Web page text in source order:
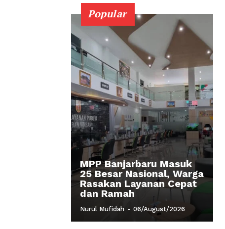
Popular
MPP Banjarbaru Masuk
25 Besar Nasional, Warga
Rasakan Layanan Cepat
dan Ramah
Nurul Mufidah - 06/August/2026